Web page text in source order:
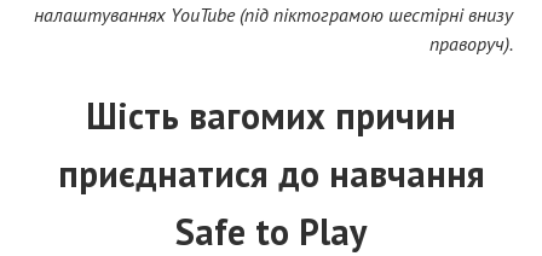
налаштуваннях YouTube (під піктограмою шестірні внизу
праворуч).
Шість вагомих причин
приєднатися до навчання
Safe to Play